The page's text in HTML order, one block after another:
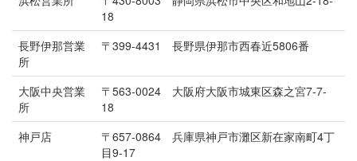
18
長野伊那営業
所
〒399-4431 長野県伊那市西春近5806番
大阪中央営業
所
〒563-0024 大阪府大阪市城東区森之宮7-7-
18
神戸店
〒657-0864 兵庫県神戸市灘区新在家南町4丁
目9-17